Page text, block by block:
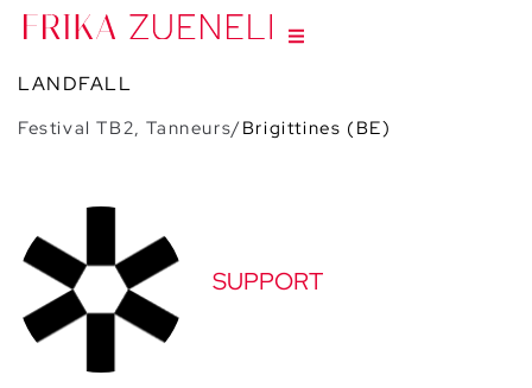
LANDFALL
Festival TB2, Tanneurs/Brigittines (BE)
SUPPORT